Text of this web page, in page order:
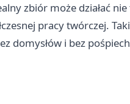
zbiór może działać
pracy twórczej.
domysłów i bez